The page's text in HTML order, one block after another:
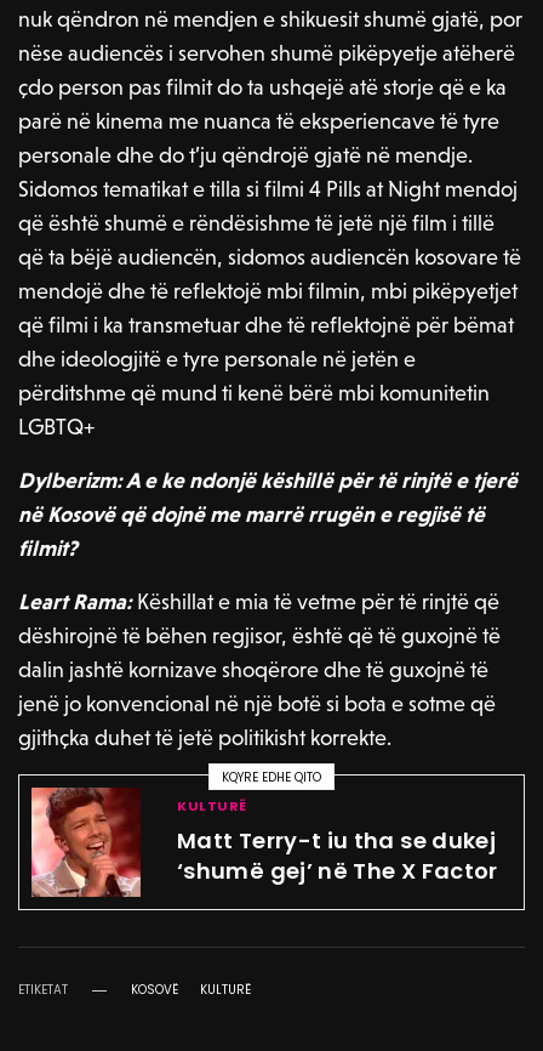
nuk qëndron në mendjen e shikuesit shumë gjatë, por
nëse audiencës i servohen shumë pikëpyetje atëherë
çdo person pas filmit do ta ushqejë atë storje që e ka
parë në kinema me nuanca të eksperiencave të tyre
personale dhe do t’ju qëndrojë gjatë në mendje.
Sidomos tematikat e tilla si filmi 4 Pills at Night mendoj
që është shumë e rëndësishme të jetë një film i tillë
që ta bëjë audiencën, sidomos audiencën kosovare të
mendojë dhe të reflektojë mbi filmin, mbi pikëpyetjet
që filmi i ka transmetuar dhe të reflektojnë për bëmat
dhe ideologjitë e tyre personale në jetën e
përditshme që mund ti kenë bërë mbi komunitetin
LGBTQ+
Dylberizm: A e ke ndonjë këshillë për të rinjtë e tjerë
në Kosovë që dojnë me marrë rrugën e regjisë të
filmit?
Leart Rama:Këshillat e mia të vetme për të rinjtë që
dëshirojnë të bëhen regjisor, është që të guxojnë të
dalin jashtë kornizave shoqërore dhe të guxojnë të
jenë jo konvencional në një botë si bota e sotme që
gjithçka duhet të jetë politikisht korrekte.
KQYRE EDHE QITO
KULTURË
Matt Terry-t iu tha se dukej
‘shumë gej’ në The X Factor
ETIKETAT KOSOVË KULTURË